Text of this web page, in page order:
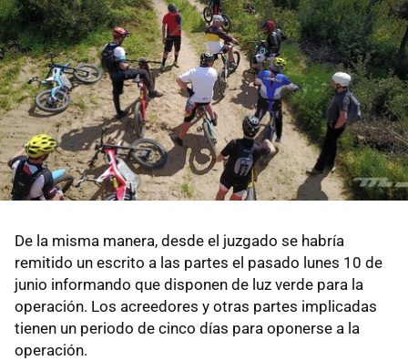
De la misma manera, desde el juzgado se habría
remitido un escrito a las partes el pasado lunes 10 de
junio informando que disponen de luz verde para la
operación. Los acreedores y otras partes implicadas
tienen un periodo de cinco días para oponerse a la
operación.